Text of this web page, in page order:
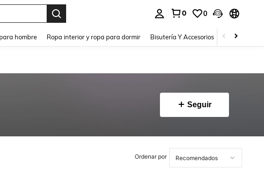
0 0
hombre Ropa interior y ropa para dormir Bisutería Y Accesorios Zapatos
Seguir
Ordenar por